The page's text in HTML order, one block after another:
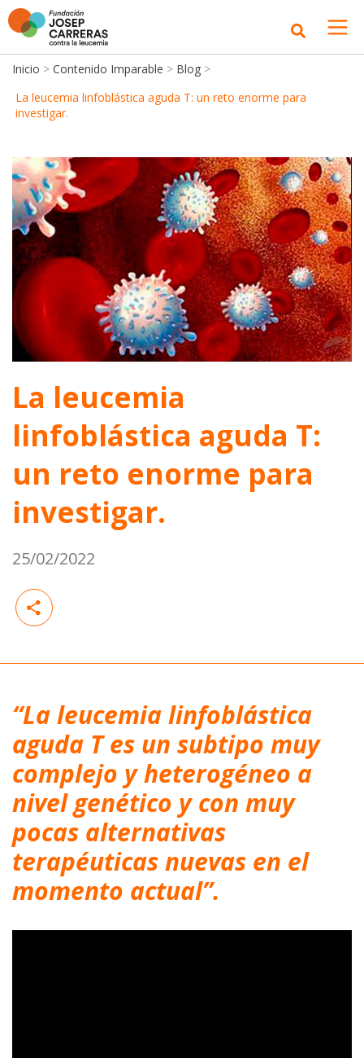
Inicio > Contenido Imparable > Blog >
La leucemia linfoblástica aguda T: un reto enorme para
investigar.
La leucemia
linfoblástica aguda T:
un reto enorme para
investigar.
25/02/2022
“La leucemia linfoblástica
aguda T es un subtipo muy
complejo y heterogéneo a
nivel genético y con muy
pocas alternativas
terapéuticas nuevas en el
momento actual”.